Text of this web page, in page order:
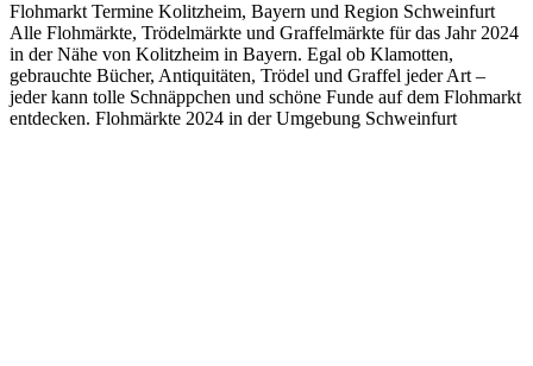
Flohmarkt Termine Kolitzheim, Bayern und Region Schweinfurt
Alle Flohmärkte, Trödelmärkte und Graffelmärkte für das Jahr 2024
in der Nähe von Kolitzheim in Bayern. Egal ob Klamotten,
gebrauchte Bücher, Antiquitäten, Trödel und Graffel jeder Art –
jeder kann tolle Schnäppchen und schöne Funde auf dem Flohmarkt
entdecken. Flohmärkte 2024 in der Umgebung Schweinfurt